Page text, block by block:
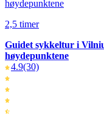
2,5 timer
Guidet sykkeltur i
høydepunktene
4.9(30)